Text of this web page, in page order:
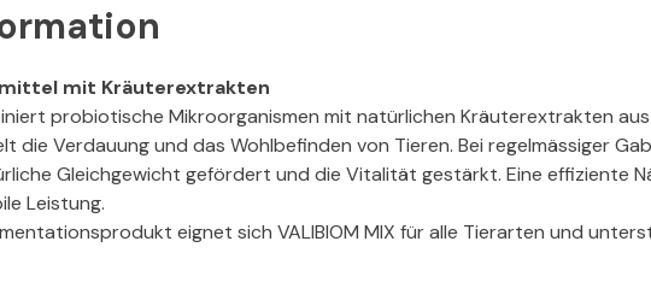
mit Kräuterextrakten
probiotische Mikroorganismen mit natürlichen Kräuterextrakten
die Verdauung und das Wohlbefinden von Tieren. Bei regelmässiger
Gleichgewicht gefördert und die Vitalität gestärkt. Eine effiziente
Leistung.
eignet sich VALIBIOM MIX für alle Tierarten und